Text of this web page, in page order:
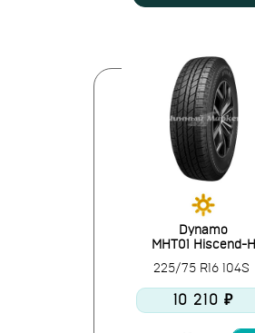
Dynamo
MHT01 Hiscend-H
225/75 R16 104S
10 210 ₽